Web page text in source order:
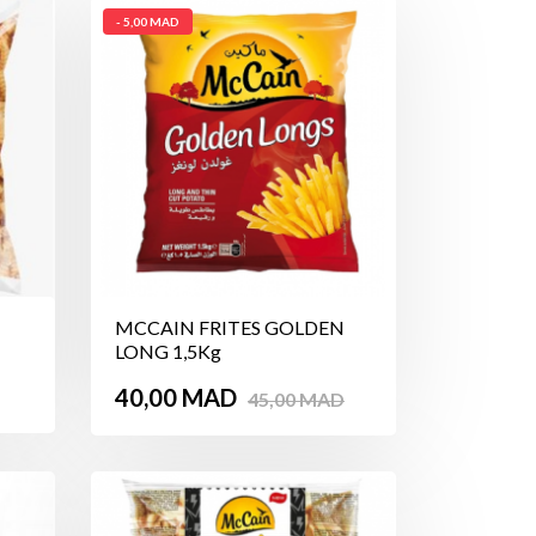
MCCAIN FRITES GOLDEN
LONG 1,5Kg
Prix
40,00 MAD Prix
45,00 MAD
- 5,00 MAD